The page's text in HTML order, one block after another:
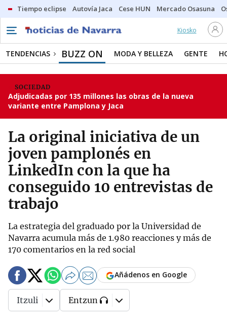
Tiempo eclipse Autovía Jaca Cese HUN Mercado Osasuna
Kiosko
TENDENCIAS BUZZ ON MODA Y BELLEZA GENTE
SOCIEDAD
Adjudicadas por 135 millones las obras de la nueva
variante entre Pamplona y Jaca
La original iniciativa de un
joven pamplonés en
LinkedIn con la que ha
conseguido 10 entrevistas de
trabajo
La estrategia del graduado por la Universidad de
Navarra acumula más de 1.980 reacciones y más de
170 comentarios en la red social
Añádenos en Google
Itzuli Entzun